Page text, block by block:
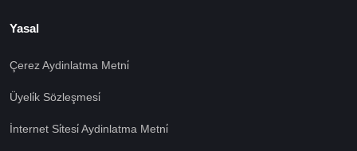
Yasal
Çerez Aydinlatma Metni̇
Üyeli̇k Sözleşmesi̇
İnternet Si̇tesi̇ Aydinlatma Metni̇